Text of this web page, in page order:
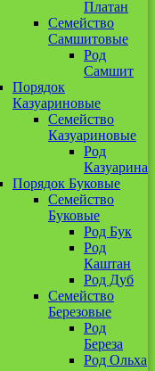
Платан
Семейство
Самшитовые
Род
Самшит
Порядок
Казуариновые
Семейство
Казуариновые
Род
Казуарина
Порядок Буковые
Семейство
Буковые
Род Бук
Род
Каштан
Род Дуб
Семейство
Березовые
Род
Береза
Род Ольха